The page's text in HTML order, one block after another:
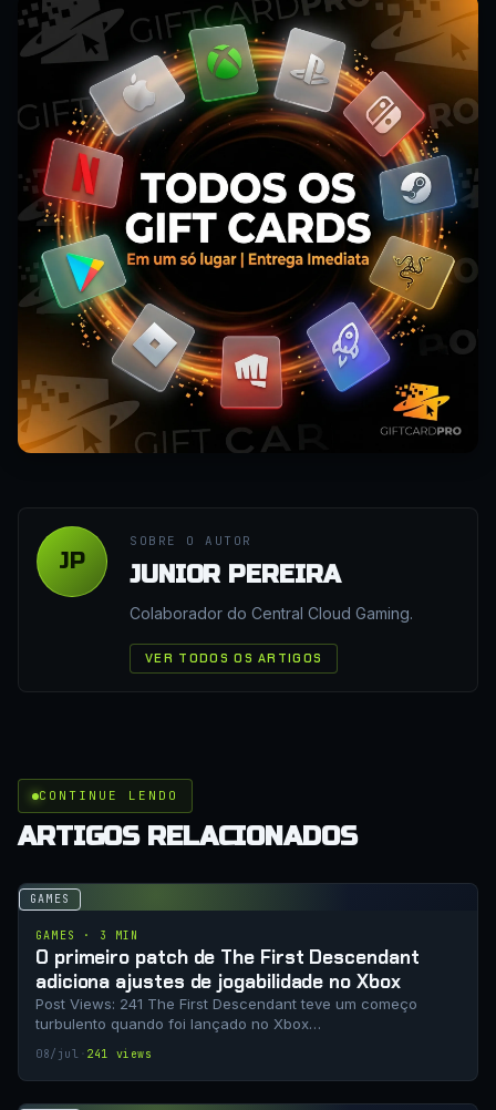
JP
SOBRE O AUTOR
JUNIOR PEREIRA
Colaborador do Central Cloud Gaming.
VER TODOS OS ARTIGOS
CONTINUE LENDO
ARTIGOS RELACIONADOS
GAMES
GAMES · 3 MIN
O primeiro patch de The First Descendant
adiciona ajustes de jogabilidade no Xbox
Post Views: 241 The First Descendant teve um começo
turbulento quando foi lançado no Xbox…
08/jul · 241 views